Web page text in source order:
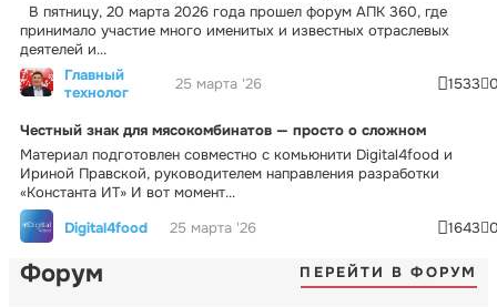
В пятницу, 20 марта 2026 года прошел форум АПК 360, где
принимало участие много именитых и известных отраслевых
деятелей и...
Главный
технолог
25 марта '26 1533
Честный знак для мясокомбинатов — просто о сложном
Материал подготовлен совместно с комьюнити Digital4food и
Ириной Правской, руководителем направления разработки
«Константа ИТ» И вот момент...
Digital4food
25 марта '26 1643
Форум ПЕРЕЙТИ В ФОРУМ